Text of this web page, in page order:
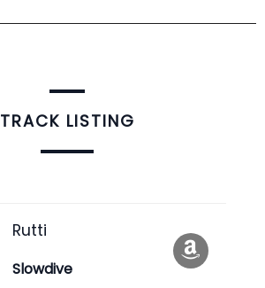
TRACK LISTING
Rutti
Slowdive